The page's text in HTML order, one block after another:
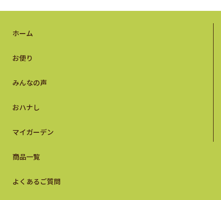
ホーム
お便り
みんなの声
おハナし
マイガーデン
商品一覧
よくあるご質問